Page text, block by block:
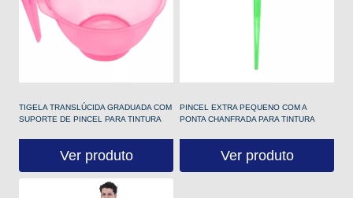
TIGELA TRANSLÚCIDA GRADUADA COM
SUPORTE DE PINCEL PARA TINTURA
Ver produto
PINCEL EXTRA PEQUENO COM A
PONTA CHANFRADA PARA TINTURA
Ver produto